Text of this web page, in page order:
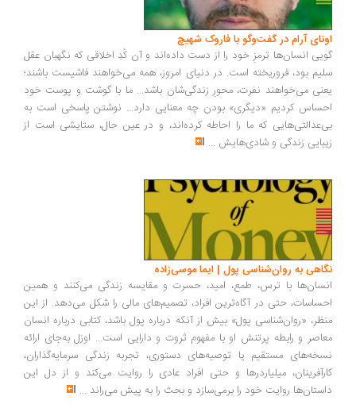
آرام در گفت‌وگو با فاروک شهیچ‭
انسان‌ها ترمزِ خود را از دست داده‌اند و آن کُدِ اخلاقی که نگهبان عقل
بود، فروریخته است. در دنیای امروز، همه می‌خواهند فاشیست باشند؛
می‌خواهند نفرت، محورِ زندگی‌شان باشد... ما با گوشت و پوست خود
کردیم «دیگری» بودن چه معنایی دارد... نوشتن پاسخی است به
که ما را احاطه کرده‌اند، و در عین حال، ستایشی است از
زندگی و شادی‌هایش...
به روان‌شناسی پول | ایما موسی‌زاده
با ترس، طمع، امید، حسرت و مقایسه زندگی می‌کنند و همین
حتی در آگاه‌ترین افراد، تصمیم‌های مالی را شکل می‌دهد. از این
«روان‌شناسی پول» بیش از آنکه درباره پول باشد، کتابی درباره انسان
و رابطه پرتنش او با مفهوم ثروت و دارایی است... اوزل به‌جای ارائه
مستقیم یا توصیه‌های دستوری، تجربه زندگی سرمایه‌گذاران،
میلیاردرها و حتی افراد عادی را روایت می‌کند و از دل این
روایت خود را برمی‌سازد و بحث را به پیش می‌راند ...